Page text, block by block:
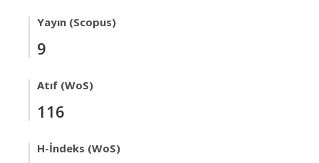
Yayın (Scopus)
9
Atıf (WoS)
116
H-İndeks (WoS)